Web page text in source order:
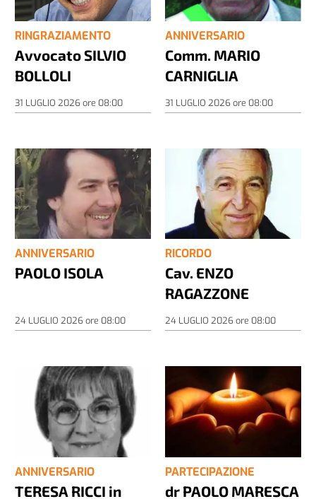
RINGRAZIAMENTO
Avvocato SILVIO
BOLLOLI
31 LUGLIO 2026ore 08:00
ANNIVERSARIO
Comm. MARIO
CARNIGLIA
31 LUGLIO 2026ore 08:00
ANNIVERSARIO
PAOLO ISOLA
24 LUGLIO 2026ore 08:00
RICORDO
Cav. ENZO
RAGAZZONE
24 LUGLIO 2026ore 08:00
ANNIVERSARIO
TERESA RICCI in
PARTECIPAZIONE
dr PAOLO MARESCA